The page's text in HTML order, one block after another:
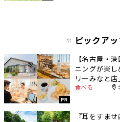
ピックア
PR
【名古屋・
ニングが楽
リーみなと
食べる
『耳をすま